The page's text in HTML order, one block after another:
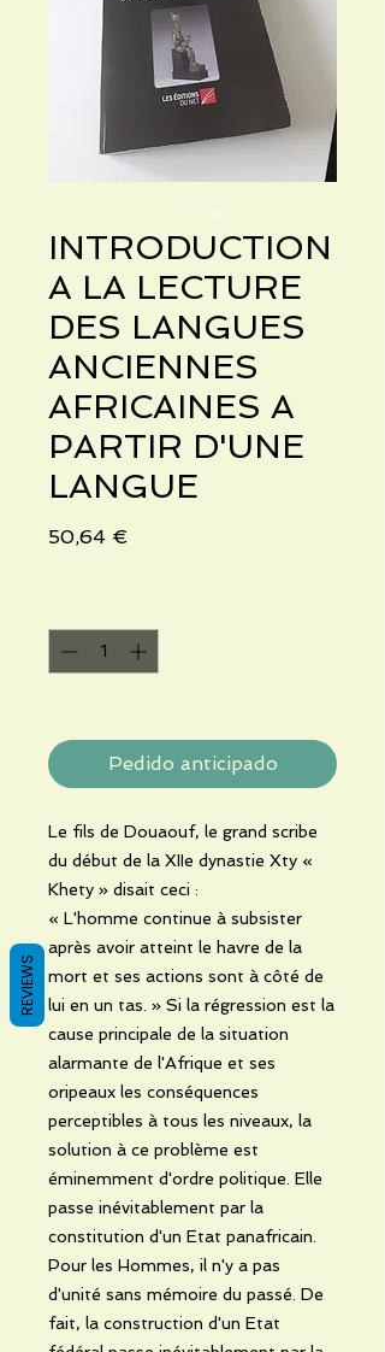
INTRODUCTION
A LA LECTURE
DES LANGUES
ANCIENNES
AFRICAINES A
PARTIR D'UNE
LANGUE
50,64 €
Pedido anticipado
Le fils de Douaouf, le grand scribe
du début de la XIIe dynastie Xty «
Khety » disait ceci :
« L'homme continue à subsister
après avoir atteint le havre de la
mort et ses actions sont à côté de
lui en un tas. » Si la régression est la
cause principale de la situation
alarmante de l'Afrique et ses
oripeaux les conséquences
perceptibles à tous les niveaux, la
solution à ce problème est
éminemment d'ordre politique. Elle
passe inévitablement par la
constitution d'un Etat panafricain.
Pour les Hommes, il n'y a pas
d'unité sans mémoire du passé. De
fait, la construction d'un Etat
REVIEWS